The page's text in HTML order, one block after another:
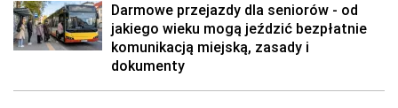
Darmowe przejazdy dla seniorów - od
jakiego wieku mogą jeździć bezpłatnie
komunikacją miejską, zasady i
dokumenty